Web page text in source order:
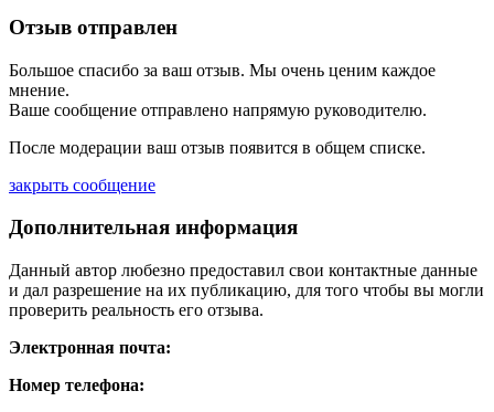
Отзыв отправлен
Большое спасибо за ваш отзыв. Мы очень ценим каждое
мнение.
Ваше сообщение отправлено напрямую руководителю.
После модерации ваш отзыв появится в общем списке.
закрыть сообщение
Дополнительная информация
Данный автор любезно предоставил свои контактные данные
и дал разрешение на их публикацию, для того чтобы вы могли
проверить реальность его отзыва.
Электронная почта:
Номер телефона: